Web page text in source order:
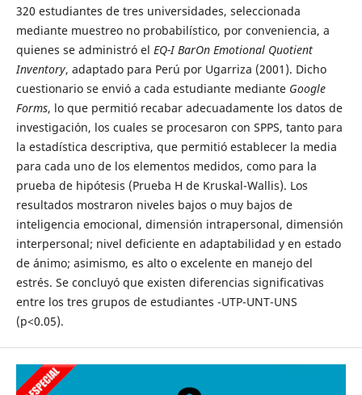
320 estudiantes de tres universidades, seleccionada
mediante muestreo no probabilístico, por conveniencia, a
quienes se administró el EQ-I BarOn Emotional Quotient
Inventory, adaptado para Perú por Ugarriza (2001). Dicho
cuestionario se envió a cada estudiante mediante Google
Forms, lo que permitió recabar adecuadamente los datos de
investigación, los cuales se procesaron con SPPS, tanto para
la estadística descriptiva, que permitió establecer la media
para cada uno de los elementos medidos, como para la
prueba de hipótesis (Prueba H de Kruskal-Wallis). Los
resultados mostraron niveles bajos o muy bajos de
inteligencia emocional, dimensión intrapersonal, dimensión
interpersonal; nivel deficiente en adaptabilidad y en estado
de ánimo; asimismo, es alto o excelente en manejo del
estrés. Se concluyó que existen diferencias significativas
entre los tres grupos de estudiantes -UTP-UNT-UNS
(p<0.05).